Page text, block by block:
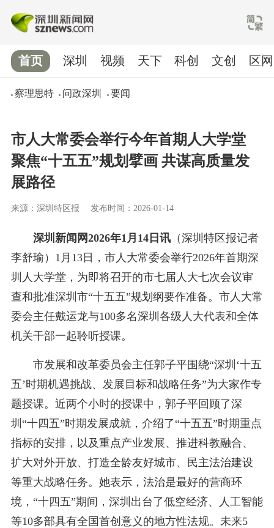
首页
察理思特 问政深圳 要闻
深圳 视频 天下 科创 文创 区网
市人大常委会举行今年首期人大学堂
聚焦“十五五”规划擘画 共谋高质量发
展路径
来源：深圳特区报 发布时间：2026-01-14
深圳新闻网2026年1月14日讯（深圳特区报记者
李舒瑜）1月13日，市人大常委会举行2026年首期深
圳人大学堂，为即将召开的市七届人大七次会议审
查和批准深圳市“十五五”规划纲要作准备。市人大常
委会主任戴运龙与100多名深圳各级人大代表和全体
机关干部一起聆听授课。
市发展和改革委员会主任郭子平围绕“深圳‘十五
五’时期机遇挑战、发展目标和战略任务”为大家作专
题授课。近两个小时的授课中，郭子平回顾了深
圳“十四五”时期发展成就，介绍了“十五五”时期重点
指标的安排，以及重点产业发展、推进科教融合、
扩大对外开放、打造全龄友好城市、民主法治建设
等重大战略任务。她表示，法治是最好的营商环
境，“十四五”期间，深圳出台了低空经济、人工智能
等10多部具有全国首创意义的地方性法规。未来5